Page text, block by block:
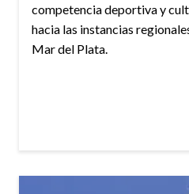
competencia deportiva y
hacia las instancias
Mar del Plata.